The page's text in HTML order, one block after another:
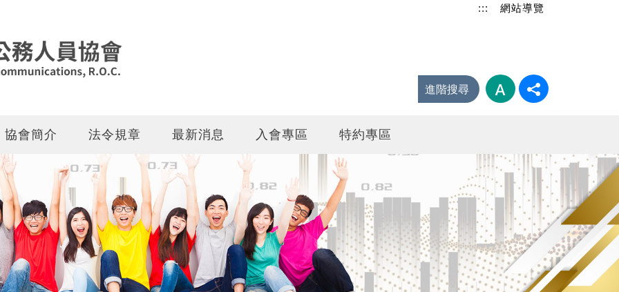
::: 網站導覽
進階搜尋
協會簡介 法令規章 最新消息 入會專區 特約專區